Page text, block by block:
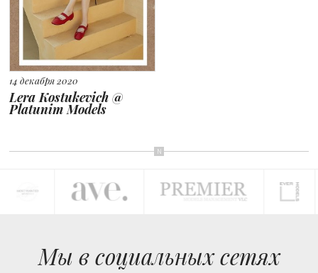
Lera Kostukevich @
Platunim Models
14 декабря 2020
Мы в социальных сетях